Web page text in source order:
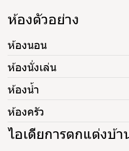
ห้องตัวอย่าง
ห้องนอน
ห้องนั่งเล่น
ห้องน้ำ
ห้องครัว
ไอเดียการตกแต่งบ้า